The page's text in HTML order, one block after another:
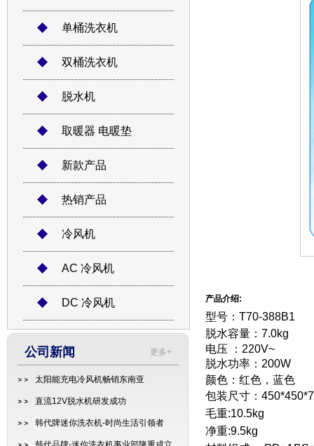
单桶洗衣机
双桶洗衣机
脱水机
取暖器 电暖垫
新款产品
热销产品
冷风机
AC 冷风机
DC 冷风机
更多+
公司新闻
太阳能充电冷风机畅销东南亚
直流12V脱水机研发成功
韩代牌迷你洗衣机-时尚生活引领者
产品介绍:
型号：T70-388B1
脱水容量：7.0kg
电压 ：220V~
脱水功率：200W
颜色：红色，蓝色
包装尺寸：
毛重:10.5kg
净重:9.5kg